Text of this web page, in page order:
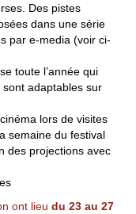
Des pistes
dans une série
par e-media (voir ci-
toute l’année qui
sont adaptables sur
lors de visites
semaine du festival
des projections avec
ont lieudu 23 au 27